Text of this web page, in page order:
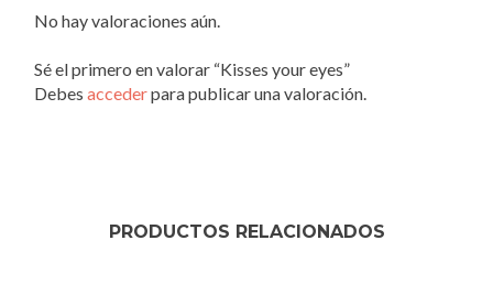
No hay valoraciones aún.
Sé el primero en valorar “Kisses your eyes”
Debes accederpara publicar una valoración.
PRODUCTOS RELACIONADOS